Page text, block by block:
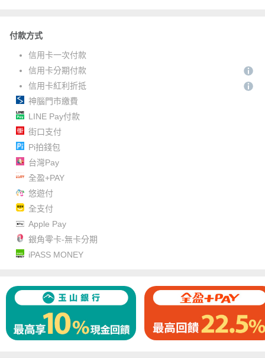
付款方式
信用卡一次付款
信用卡分期付款
信用卡紅利折抵
神腦門市繳費
LINE Pay付款
街口支付
Pi拍錢包
台灣Pay
全盈+PAY
悠遊付
全支付
Apple Pay
銀角零卡-無卡分期
iPASS MONEY